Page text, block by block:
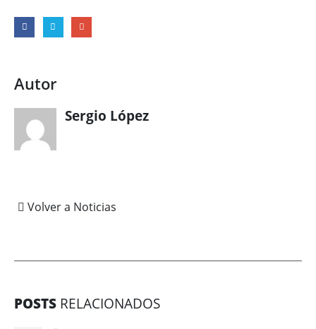
Autor
Sergio López
Volver a Noticias
POSTS RELACIONADOS